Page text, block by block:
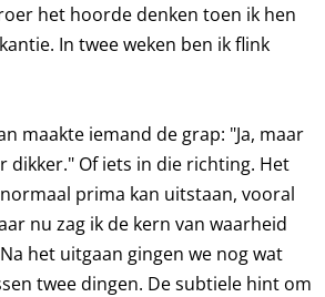
het hoorde denken toen ik hen
In twee weken ben ik flink
maakte iemand de grap: "Ja, maar
dikker." Of iets in die richting. Het
prima kan uitstaan, vooral
nu zag ik de kern van waarheid
het uitgaan gingen we nog wat
twee dingen. De subtiele hint om